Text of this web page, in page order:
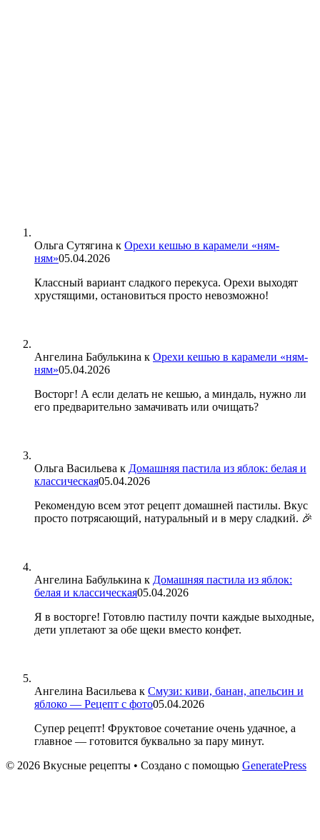
Ольга Сутягина к Орехи кешью в карамели «ням-
ням»05.04.2026
Классный вариант сладкого перекуса. Орехи выходят
хрустящими, остановиться просто невозможно!
Ангелина Бабулькина к Орехи кешью в карамели «ням-
ням»05.04.2026
Восторг! А если делать не кешью, а миндаль, нужно ли
его предварительно замачивать или очищать?
Ольга Васильева к Домашняя пастила из яблок: белая и
классическая05.04.2026
Рекомендую всем этот рецепт домашней пастилы. Вкус
просто потрясающий, натуральный и в меру сладкий. 🎉
Ангелина Бабулькина к Домашняя пастила из яблок:
белая и классическая05.04.2026
Я в восторге! Готовлю пастилу почти каждые выходные,
дети уплетают за обе щеки вместо конфет.
Ангелина Васильева к Смузи: киви, банан, апельсин и
яблоко — Рецепт с фото05.04.2026
Супер рецепт! Фруктовое сочетание очень удачное, а
главное — готовится буквально за пару минут.
© 2026 Вкусные рецепты • Создано с помощью GeneratePress